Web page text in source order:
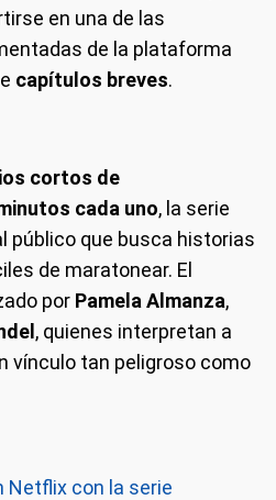
en una de las
de la plataforma
capítulos breves.
cortos de
cada uno, la serie
público que busca historias
de maratonear. El
por Pamela Almanza,
, quienes interpretan a
vínculo tan peligroso como
Netflix con la serie